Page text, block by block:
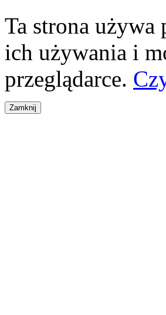
Ta strona
ich używania i
przeglądarce.